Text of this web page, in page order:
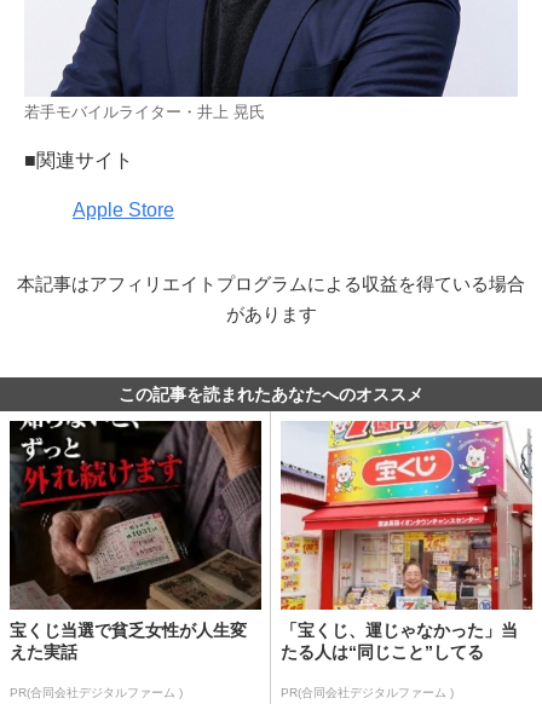
若手モバイルライター・井上 晃氏
■関連サイト
Apple Store
本記事はアフィリエイトプログラムによる収益を得ている場合
があります
この記事を読まれたあなたへのオススメ
宝くじ当選で貧乏女性が人生変
えた実話
PR(合同会社デジタルファーム )
「宝くじ、運じゃなかった」当
たる人は“同じこと”してる
PR(合同会社デジタルファーム )